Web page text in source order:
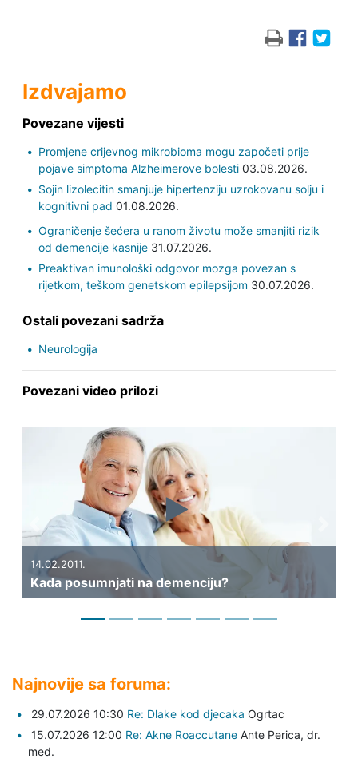
Izdvajamo
Povezane vijesti
Promjene crijevnog mikrobioma mogu započeti prije
pojave simptoma Alzheimerove bolesti03.08.2026.
Sojin lizolecitin smanjuje hipertenziju uzrokovanu solju i
kognitivni pad 01.08.2026.
Ograničenje šećera u ranom životu može smanjiti rizik
od demencije kasnije31.07.2026.
Preaktivan imunološki odgovor mozga povezan s
rijetkom, teškom genetskom epilepsijom 30.07.2026.
Ostali povezani sadrža
Neurologija
Povezani video prilozi
na demenciju? Može li se
Previous
Najnovije sa foruma:
29.07.2026 10:30 Re: Dlake kod djecaka Ogrtac
15.07.2026 12:00 Re: Akne Roaccutane Ante Perica, dr.
med.